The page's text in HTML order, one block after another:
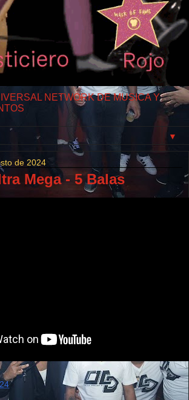
NETWORK DE MUSICA Y
▼
de 2024
Mega - 5 Balas